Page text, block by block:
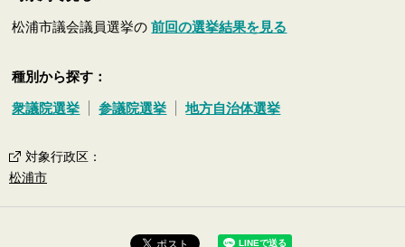
松浦市議会議員選挙の前回の選挙結果を見る
種別から探す：
衆議院選挙 参議院選挙 地方自治体選挙
対象行政区 ：
松浦市